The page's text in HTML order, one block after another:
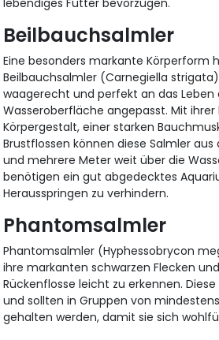
Beilbauchsalmler
Eine besonders markante Körperform
Beilbauchsalmler (Carnegiella
waagerecht und perfekt an das Leben
Wasseroberfläche angepasst. Mit
Körpergestalt, einer starken
Brustflossen können diese Salmler
und mehrere Meter weit über die
benötigen ein gut abgedecktes
Herausspringen zu verhindern.
Phantomsalmler
Phantomsalmler (Hyphessobrycon
ihre markanten schwarzen Flecken
Rückenflosse leicht zu erkennen.
und sollten in Gruppen von
gehalten werden, damit sie sich